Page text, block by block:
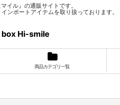
イル』の通販サイトです。
ンポートアイテムを取り扱っております。
Hi-smile
商品カテゴリ一覧